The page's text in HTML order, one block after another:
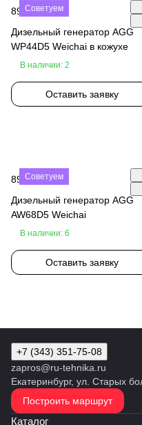
Советуем
890 000 ₽
Дизельный генератор AGG
WP44D5 Weichai в кожухе
В наличии: 2
Оставить заявку
Советуем
890 000 ₽
Дизельный генератор AGG
AW68D5 Weichai
В наличии: 6
Оставить заявку
+7 (343) 351-75-08
zapros@ru-tehnika.ru
Екатеринбург, ул. Старых
Построить маршрут
Каталог